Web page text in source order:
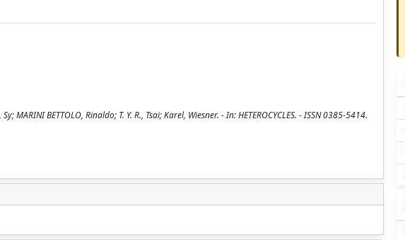
MARINI BETTOLO, Rinaldo; T. Y. R., Tsai; Karel, Wiesner. - In: HETEROCYCLES. - ISSN 0385-5414.